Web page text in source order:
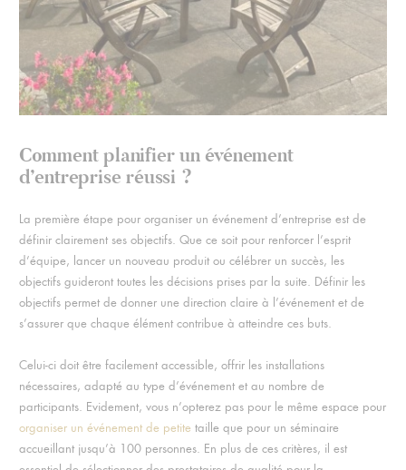
Comment planifier un événement
d’entreprise réussi ?
La première étape pour organiser un événement d’entreprise est de
définir clairement ses objectifs. Que ce soit pour renforcer l’esprit
d’équipe, lancer un nouveau produit ou célébrer un succès, les
objectifs guideront toutes les décisions prises par la suite. Définir les
objectifs permet de donner une direction claire à l’événement et de
s’assurer que chaque élément contribue à atteindre ces buts.
Celui-ci doit être facilement accessible, offrir les installations
nécessaires, adapté au type d’événement et au nombre de
participants. Evidement, vous n’opterez pas pour le même espace pour
organiser un événement de petite taille que pour un séminaire
accueillant jusqu’à 100 personnes. En plus de ces critères, il est